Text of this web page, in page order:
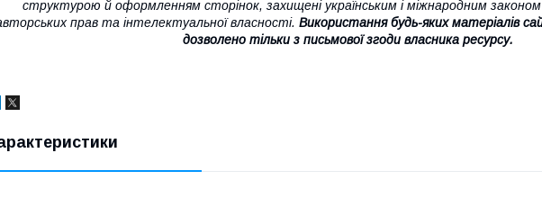
структурою й оформленням сторінок, захищені українським і міжнародним
прав та інтелектуальної власності. Використання будь-яких матеріалів
дозволено тільки з письмової згоди власника ресурсу.